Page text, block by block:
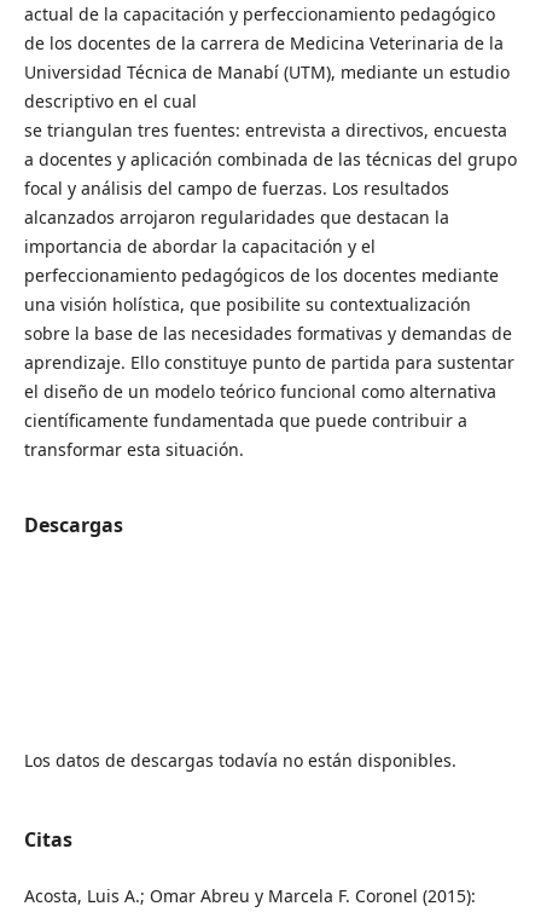
actual de la capacitación y perfeccionamiento pedagógico
de los docentes de la carrera de Medicina Veterinaria de la
Universidad Técnica de Manabí (UTM), mediante un estudio
descriptivo en el cual
se triangulan tres fuentes: entrevista a directivos, encuesta
a docentes y aplicación combinada de las técnicas del grupo
focal y análisis del campo de fuerzas. Los resultados
alcanzados arrojaron regularidades que destacan la
importancia de abordar la capacitación y el
perfeccionamiento pedagógicos de los docentes mediante
una visión holística, que posibilite su contextualización
sobre la base de las necesidades formativas y demandas de
aprendizaje. Ello constituye punto de partida para sustentar
el diseño de un modelo teórico funcional como alternativa
científicamente fundamentada que puede contribuir a
transformar esta situación.
Descargas
Los datos de descargas todavía no están disponibles.
Citas
Acosta, Luis A.; Omar Abreu y Marcela F. Coronel (2015):